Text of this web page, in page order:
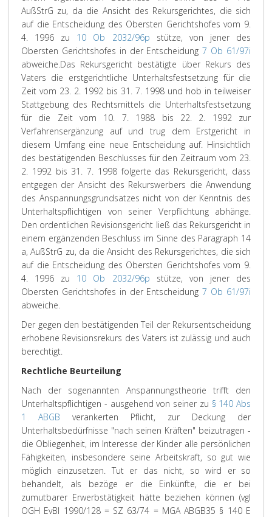
AußStrG zu, da die Ansicht des Rekursgerichtes, die sich
auf die Entscheidung des Obersten Gerichtshofes vom 9.
4. 1996 zu 10 Ob 2032/96p stütze, von jener des
Obersten Gerichtshofes in der Entscheidung7 Ob 61/97i
abweiche.Das Rekursgericht bestätigte über Rekurs des
Vaters die erstgerichtliche Unterhaltsfestsetzung für die
Zeit vom 23. 2. 1992 bis 31. 7. 1998 und hob in teilweiser
Stattgebung des Rechtsmittels die Unterhaltsfestsetzung
für die Zeit vom 10. 7. 1988 bis 22. 2. 1992 zur
Verfahrensergänzung auf und trug dem Erstgericht in
diesem Umfang eine neue Entscheidung auf. Hinsichtlich
des bestätigenden Beschlusses für den Zeitraum vom 23.
2. 1992 bis 31. 7. 1998 folgerte das Rekursgericht, dass
entgegen der Ansicht des Rekurswerbers die Anwendung
des Anspannungsgrundsatzes nicht von der Kenntnis des
Unterhaltspflichtigen von seiner Verpflichtung abhänge.
Den ordentlichen Revisionsgericht ließ das Rekursgericht in
einem ergänzenden Beschluss im Sinne des Paragraph 14
a, AußStrG zu, da die Ansicht des Rekursgerichtes, die sich
auf die Entscheidung des Obersten Gerichtshofes vom 9.
4. 1996 zu 10 Ob 2032/96p stütze, von jener des
Obersten Gerichtshofes in der Entscheidung7 Ob 61/97i
abweiche.
Der gegen den bestätigenden Teil der Rekursentscheidung
erhobene Revisionsrekurs des Vaters ist zulässig und auch
berechtigt.
Rechtliche Beurteilung
Nach der sogenannten Anspannungstheorie trifft den
Unterhaltspflichtigen - ausgehend von seiner zu § 140 Abs
1 ABGB verankerten Pflicht, zur Deckung der
Unterhaltsbedürfnisse "nach seinen Kräften" beizutragen -
die Obliegenheit, im Interesse der Kinder alle persönlichen
Fähigkeiten, insbesondere seine Arbeitskraft, so gut wie
möglich einzusetzen. Tut er das nicht, so wird er so
behandelt, als bezöge er die Einkünfte, die er bei
zumutbarer Erwerbstätigkeit hätte beziehen können (vgl
OGH EvBl 1990/128 = SZ 63/74 = MGA ABGB35 § 140 E